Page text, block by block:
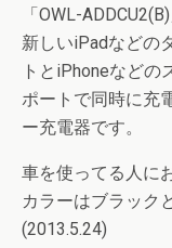
「OWL-ADDCU2(B)
新しいiPadなどの
トとiPhoneなど
ポートで同時に充
ー充電器です。
車を使ってる人に
カラーはブラック
(2013.5.24)